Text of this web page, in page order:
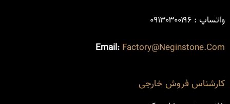
واتساپ : ۰۹۱۳۰۳۰۰۱۹۶
Email: Factory@neginstone.com
کارشناس فروش خارجی